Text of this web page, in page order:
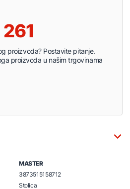
proizvoda? Postavite pitanje.
proizvoda u našim trgovinama
MASTER
3873515158712
Stolica